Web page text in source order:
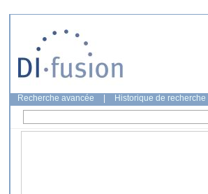
Recherche avancée Historique de recherche